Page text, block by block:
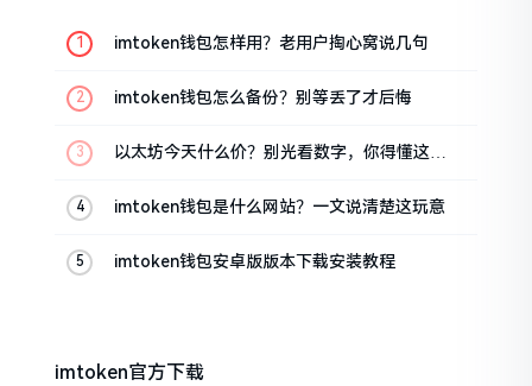
imtoken钱包怎样用？老用户掏心窝说几句
imtoken钱包怎么备份？别等丢了才后悔
以太坊今天什么价？别光看数字，你得懂这几
imtoken钱包是什么网站？一文说清楚这玩意
imtoken钱包安卓版版本下载安装教程
imtoken官方下载